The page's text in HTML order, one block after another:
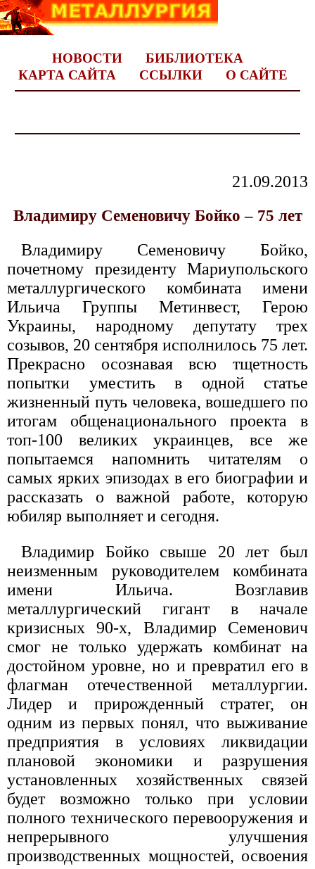
НОВОСТИ
БИБЛИОТЕКА
КАРТА САЙТА
ССЫЛКИ О САЙТЕ
21.09.2013
Владимиру Семеновичу Бойко – 75 лет
Владимиру Семеновичу Бойко,
почетному президенту Мариупольского
металлургического комбината имени
Ильича Группы Метинвест, Герою
Украины, народному депутату трех
созывов, 20 сентября исполнилось 75 лет.
Прекрасно осознавая всю тщетность
попытки уместить в одной статье
жизненный путь человека, вошедшего по
итогам общенационального проекта в
топ-100 великих украинцев, все же
попытаемся напомнить читателям о
самых ярких эпизодах в его биографии и
рассказать о важной работе, которую
юбиляр выполняет и сегодня.
Владимир Бойко свыше 20 лет был
неизменным руководителем комбината
имени Ильича. Возглавив
металлургический гигант в начале
кризисных 90-х, Владимир Семенович
смог не только удержать комбинат на
достойном уровне, но и превратил его в
флагман отечественной металлургии.
Лидер и прирожденный стратег, он
одним из первых понял, что выживание
предприятия в условиях ликвидации
плановой экономики и разрушения
установленных хозяйственных связей
будет возможно только при условии
полного технического перевооружения и
непрерывного улучшения
производственных мощностей, освоения